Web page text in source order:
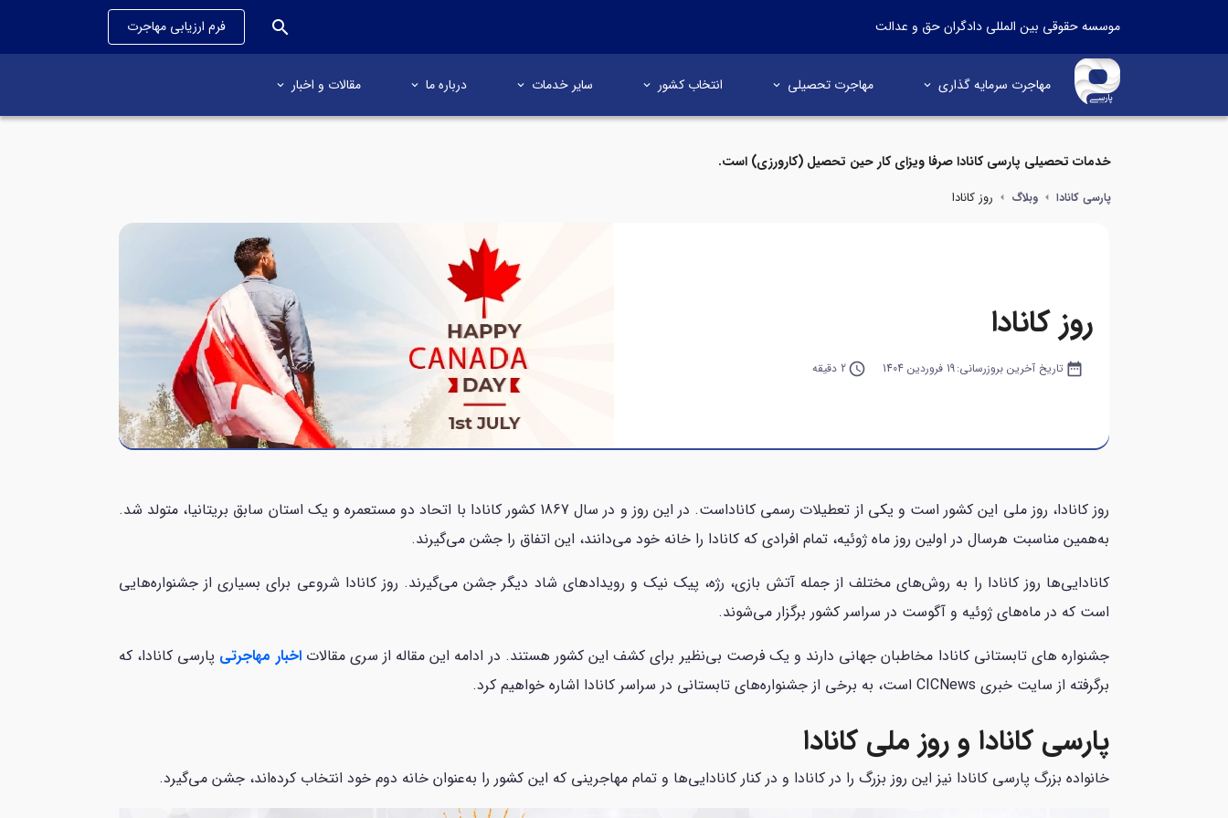
موسسه حقوقی بین المللی دادگران حق و عدالت فرم ارزیابی مهاجرت search
مهاجرت سرمایه گذاری مهاجرت تحصیلی انتخاب کشور سایر خدمات درباره ما مقالات و اخبار
خدمات تحصیلی پارسی کانادا صرفا ویزای کار حین تحصیل (کارورزی) است.
پارسی کانادا وبلاگ روز کانادا
روز کانادا
date_range تاریخ آخرین بروزرسانی:19 فروردین 1404 query_builder2 دقیقه
روز کانادا، روز ملی این کشور است و یکی از تعطیلات رسمی کاناداست. در این روز و در سال 1867 کشور کانادا با اتحاد دو مستعمره و یک استان سابق بریتانیا، متولد شد.
به‌همین مناسبت هرسال در اولین روز ماه ژوئیه، تمام افرادی که کانادا را خانه خود می‌دانند، این اتفاق را جشن می‌گیرند.
کانادایی‌ها روز کانادا را به روش‌های مختلف از جمله آتش بازی، رژه، پیک نیک و رویدادهای شاد دیگر جشن می‌گیرند. روز کانادا شروعی برای بسیاری از جشنواره‌هایی
است که در ماه‌های ژوئیه و آگوست در سراسر کشور برگزار می‌شوند.
جشنواره های تابستانی کانادا مخاطبان جهانی دارند و یک فرصت بی‌نظیر برای کشف این کشور هستند. در ادامه این مقاله از سری مقالاتاخبار مهاجرتی پارسی کانادا، که
برگرفته از سایت خبری CICNews است، به برخی از جشنواره‌های تابستانی در سراسر کانادا اشاره خواهیم کرد.
پارسی کانادا و روز ملی کانادا
خانواده بزرگ پارسی کانادا نیز این روز بزرگ را در کانادا و در کنار کانادایی‌ها و تمام مهاجرینی که این کشور را به‌عنوان خانه دوم خود انتخاب کرده‌اند، جشن می‌گیرد.